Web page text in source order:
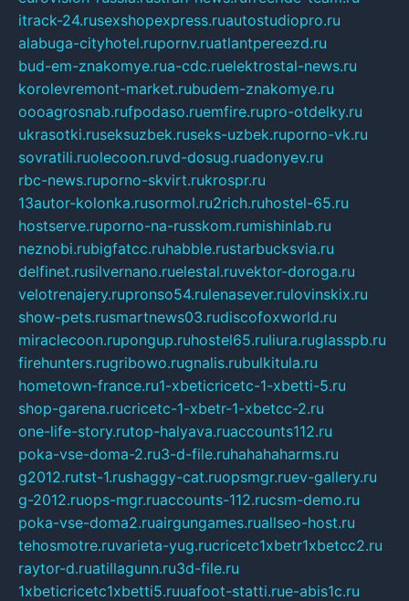
itrack-24.rusexshopexpress.ruautostudiopro.ru
alabuga-cityhotel.rupornv.ruatlantpereezd.ru
bud-em-znakomye.rua-cdc.ruelektrostal-news.ru
korolevremont-market.rubudem-znakomye.ru
oooagrosnab.rufpodaso.ruemfire.rupro-otdelky.ru
ukrasotki.ruseksuzbek.ruseks-uzbek.ruporno-vk.ru
sovratili.ruolecoon.ruvd-dosug.ruadonyev.ru
rbc-news.ruporno-skvirt.rukrospr.ru
13autor-kolonka.rusormol.ru2rich.ruhostel-65.ru
hostserve.ruporno-na-russkom.rumishinlab.ru
neznobi.rubigfatcc.ruhabble.rustarbucksvia.ru
delfinet.rusilvernano.ruelestal.ruvektor-doroga.ru
velotrenajery.rupronso54.rulenasever.rulovinskix.ru
show-pets.rusmartnews03.rudiscofoxworld.ru
miraclecoon.rupongup.ruhostel65.ruliura.ruglasspb.ru
firehunters.rugribowo.rugnalis.rubulkitula.ru
hometown-france.ru1-xbeticricetc-1-xbetti-5.ru
shop-garena.rucricetc-1-xbetr-1-xbetcc-2.ru
one-life-story.rutop-halyava.ruaccounts112.ru
poka-vse-doma-2.ru3-d-file.ruhahahaharms.ru
g2012.rutst-1.rushaggy-cat.ruopsmgr.ruev-gallery.ru
g-2012.ruops-mgr.ruaccounts-112.rucsm-demo.ru
poka-vse-doma2.ruairgungames.ruallseo-host.ru
tehosmotre.ruvarieta-yug.rucricetc1xbetr1xbetcc2.ru
raytor-d.ruatillagunn.ru3d-file.ru
1xbeticricetc1xbetti5.ruuafoot-statti.rue-abis1c.ru